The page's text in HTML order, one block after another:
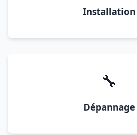
Installation
🔧
Dépannage